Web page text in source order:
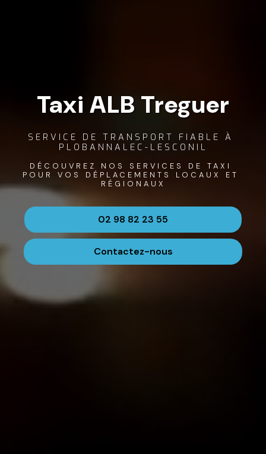
Taxi ALB Treguer
SERVICE DE TRANSPORT FIABLE À
PLOBANNALEC-LESCONIL
DÉCOUVREZ NOS SERVICES DE TAXI
POUR VOS DÉPLACEMENTS LOCAUX ET
RÉGIONAUX
02 98 82 23 55
Contactez-nous